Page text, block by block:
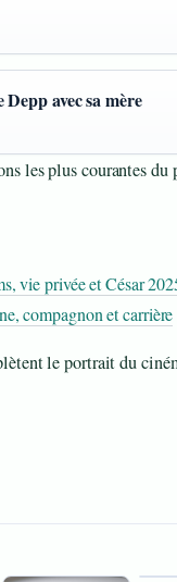
avec sa mère
les plus courantes du
vie privée et César
compagnon et carrière
le portrait du